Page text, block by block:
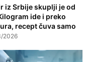
iz Srbije skuplji je od
ide i preko
recept čuva samo
2026